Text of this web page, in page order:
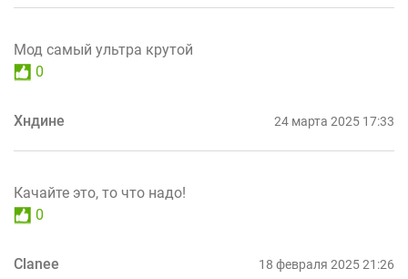
Мод самый ультра крутой
0
Хндине 24 марта 2025 17:33
Качайте это, то что надо!
0
Clanee 18 февраля 2025 21:26